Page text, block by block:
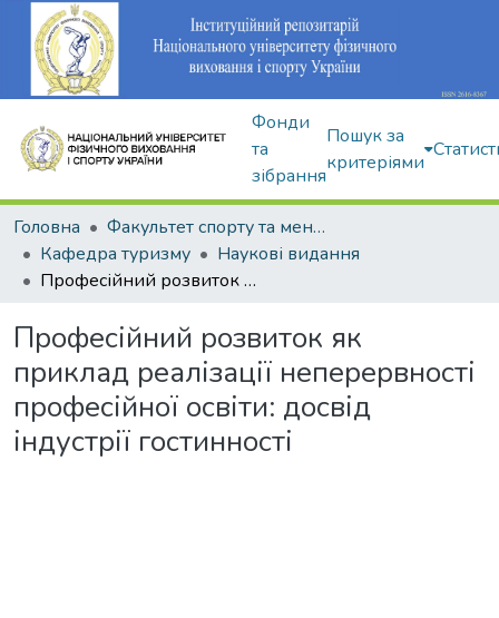
Фонди
та
зібрання
Пошук за
критеріями
Головна
Факультет спорту та менеджменту
Кафедра туризму
Наукові видання
Професійний розвиток як приклад реалізації неперервності професійної освіти: досвід індустрії гостинності
Професійний розвиток як
приклад реалізації неперервності
професійної освіти: досвід
індустрії гостинності